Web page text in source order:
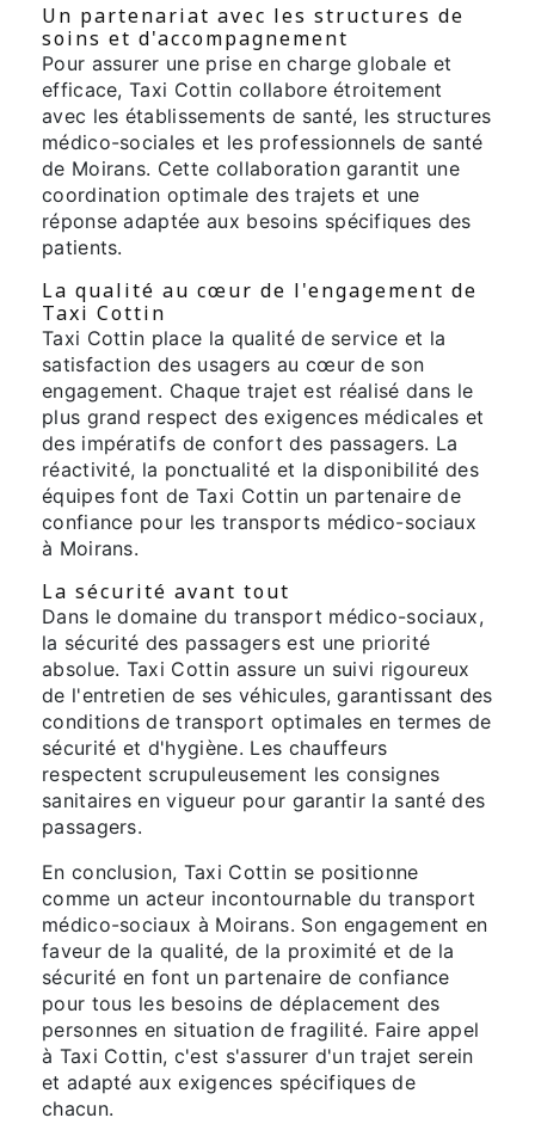
Un partenariat avec les structures de
soins et d'accompagnement
Pour assurer une prise en charge globale et
efficace, Taxi Cottin collabore étroitement
avec les établissements de santé, les structures
médico-sociales et les professionnels de santé
de Moirans. Cette collaboration garantit une
coordination optimale des trajets et une
réponse adaptée aux besoins spécifiques des
patients.
La qualité au cœur de l'engagement de
Taxi Cottin
Taxi Cottin place la qualité de service et la
satisfaction des usagers au cœur de son
engagement. Chaque trajet est réalisé dans le
plus grand respect des exigences médicales et
des impératifs de confort des passagers. La
réactivité, la ponctualité et la disponibilité des
équipes font de Taxi Cottin un partenaire de
confiance pour les transports médico-sociaux
à Moirans.
La sécurité avant tout
Dans le domaine du transport médico-sociaux,
la sécurité des passagers est une priorité
absolue. Taxi Cottin assure un suivi rigoureux
de l'entretien de ses véhicules, garantissant des
conditions de transport optimales en termes de
sécurité et d'hygiène. Les chauffeurs
respectent scrupuleusement les consignes
sanitaires en vigueur pour garantir la santé des
passagers.
En conclusion, Taxi Cottin se positionne
comme un acteur incontournable du transport
médico-sociaux à Moirans. Son engagement en
faveur de la qualité, de la proximité et de la
sécurité en font un partenaire de confiance
pour tous les besoins de déplacement des
personnes en situation de fragilité. Faire appel
à Taxi Cottin, c'est s'assurer d'un trajet serein
et adapté aux exigences spécifiques de
chacun.